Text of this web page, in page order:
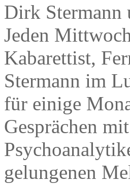
Dirk Stermann
Jeden
Kabarettist,
Stermann im
für einige
Gesprächen
gelungenen